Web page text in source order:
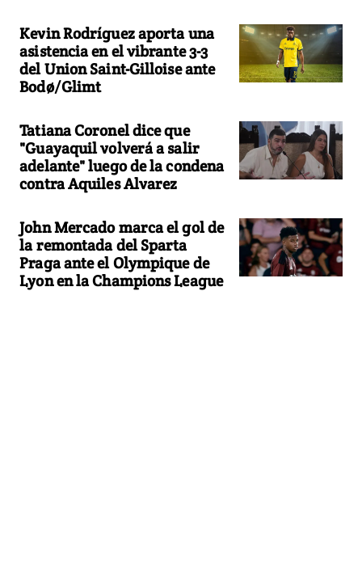
Kevin Rodríguez aporta una
asistencia en el vibrante 3-3
del Union Saint-Gilloise ante
Bodø/Glimt
Tatiana Coronel dice que
"Guayaquil volverá a salir
adelante" luego de la condena
contra Aquiles Alvarez
John Mercado marca el gol de
la remontada del Sparta
Praga ante el Olympique de
Lyon en la Champions League